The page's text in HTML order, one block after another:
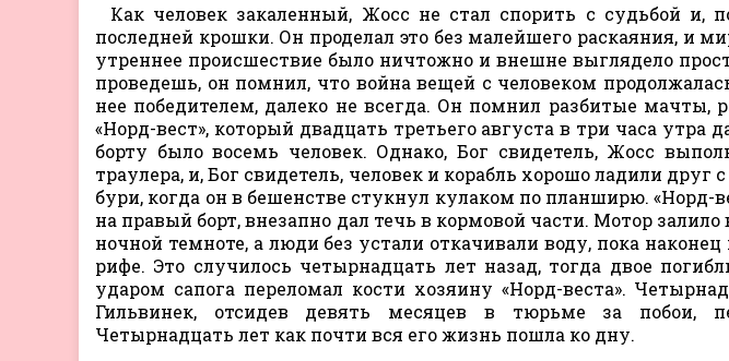
Как человек закаленный, Жосс не стал спорить с судьбой и,
последней крошки. Он проделал это без малейшего раскаяния, и
утреннее происшествие было ничтожно и внешне выглядело
проведешь, он помнил, что война вещей с человеком
нее победителем, далеко не всегда. Он помнил разбитые мачты,
«Норд-вест», который двадцать третьего августа в три часа утра
борту было восемь человек. Однако, Бог свидетель, Жосс
траулера, и, Бог свидетель, человек и корабль хорошо ладили
бури, когда он в бешенстве стукнул кулаком по планширю. «Норд-
на правый борт, внезапно дал течь в кормовой части. Мотор
ночной темноте, а люди без устали откачивали воду, пока наконец
рифе. Это случилось четырнадцать лет назад, тогда двое
ударом сапога переломал кости хозяину «Норд-веста».
Гильвинек, отсидев девять месяцев в тюрьме за побои,
Четырнадцать лет как почти вся его жизнь пошла ко дну.